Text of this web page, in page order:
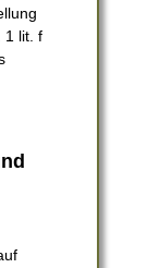
1 lit. f